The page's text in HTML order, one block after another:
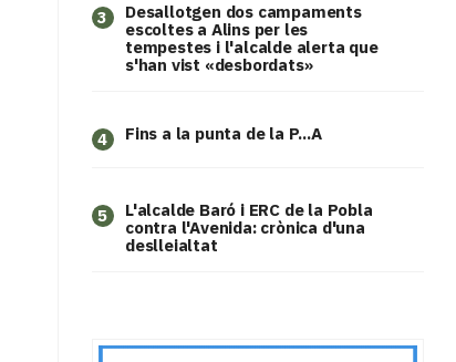
3
​Desallotgen dos campaments
escoltes a Alins per les
tempestes i l'alcalde alerta que
s'han vist «desbordats»
4 Fins a la punta de la P...A
5
L'alcalde Baró i ERC de la Pobla
contra l'Avenida: crònica d'una
deslleialtat